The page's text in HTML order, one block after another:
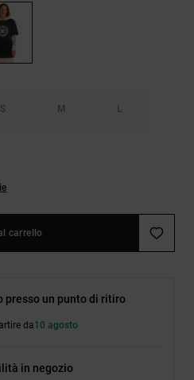
S M L
carrello
presso un punto di ritiro
da10 agosto
in negozio